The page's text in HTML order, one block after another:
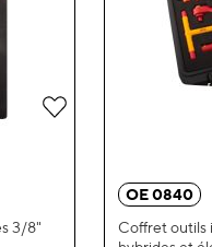
3/8"
Ajouter
OE 0840
Coffret outils